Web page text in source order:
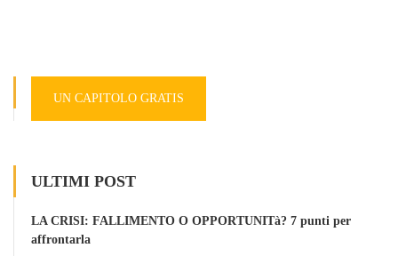
UN CAPITOLO GRATIS
ULTIMI POST
LA CRISI: FALLIMENTO O OPPORTUNITà? 7 punti per
affrontarla